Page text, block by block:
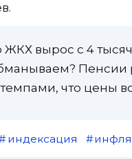
вырос с 4 тысяч
Пенсии
что цены
индексация